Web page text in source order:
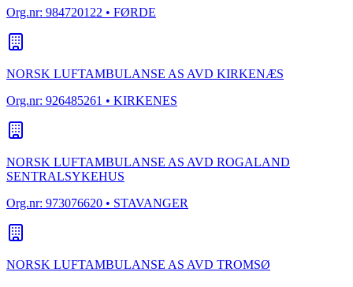
Org.nr: 984720122 • FØRDE
NORSK LUFTAMBULANSE AS AVD KIRKENÆS
Org.nr: 926485261 • KIRKENES
NORSK LUFTAMBULANSE AS AVD ROGALAND
SENTRALSYKEHUS
Org.nr: 973076620 • STAVANGER
NORSK LUFTAMBULANSE AS AVD TROMSØ